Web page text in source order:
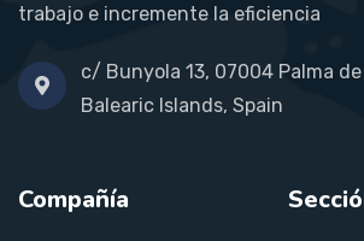
trabajo e incremente la eficiencia
c/ Bunyola 13, 07004 Palma
Balearic Islands, Spain
Compañía